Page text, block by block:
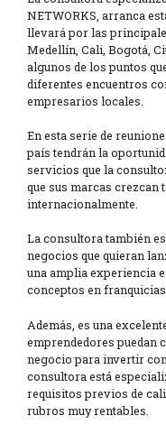
NETWORKS, arranca
llevará por las
Medellín, Cali, Bogotá,
algunos de los puntos
diferentes encuentros
empresarios locales.
En esta serie de
país tendrán la
servicios que la
que sus marcas crezcan
internacionalmente.
La consultora también
negocios que quieran
una amplia experiencia
conceptos en
Además, es una
emprendedores puedan
negocio para invertir
consultora está
requisitos previos de
rubros muy rentables.